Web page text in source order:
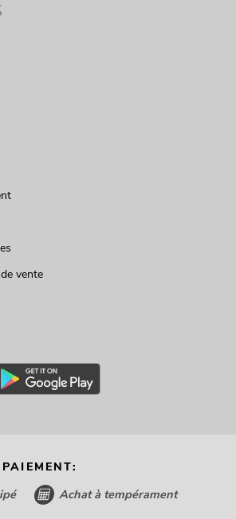
vente
Achat à tempérament